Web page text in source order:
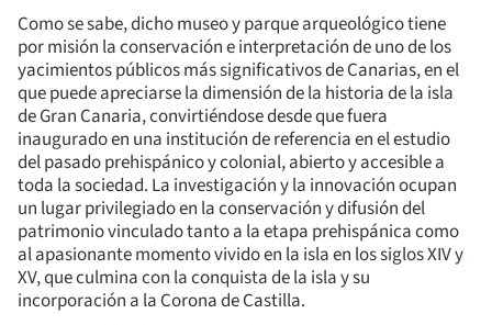
Como se sabe, dicho museo y parque arqueológico tiene
por misión la conservación e interpretación de uno de los
yacimientos públicos más significativos de Canarias, en el
que puede apreciarse la dimensión de la historia de la isla
de Gran Canaria, convirtiéndose desde que fuera
inaugurado en una institución de referencia en el estudio
del pasado prehispánico y colonial, abierto y accesible a
toda la sociedad. La investigación y la innovación ocupan
un lugar privilegiado en la conservación y difusión del
patrimonio vinculado tanto a la etapa prehispánica como
al apasionante momento vivido en la isla en los siglos XIV y
XV, que culmina con la conquista de la isla y su
incorporación a la Corona de Castilla.